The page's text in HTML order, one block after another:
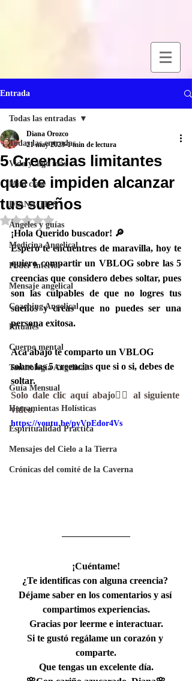
Entrada
Todas las entradas
Vida y algo más
Mini clase
DIANA-TIPS
Ángeles y guías
Medicina Angelical
Poder Interior
Mensaje angelical
Coaching Angelical
Rituales
Cuerpo mental
Tanatología Angelical
Guía Mensual
Herramientas Holísticas
Espiritualidad Práctica
Mensajes del Cielo a la Tierra
Crónicas del comité de la Caverna
Todas las entradas
5 Creencias limitantes
que te impiden alcanzar
tus sueños
Diana Orozco
21 may 2023 1 min de lectura
Obtuvo NaN de 5 estrellas.
¡Hola Querido buscador! 🔎
Espero te encuentres de maravilla, hoy te
quiero compartir un VBLOG sobre las 5
creencias que considero debes soltar, pues
son las culpables de que no logres tus
sueños y creas que no puedes ser una
persona exitosa.
Acá abajo te comparto un VBLOG
sobre las 5 creencias que si o si, debes de
soltar.
Solo dale clic aquí abajo👇🏻 al siguiente
video.
https://youtu.be/pyVpEdor4Vs
¡Cuéntame!
¿Te identificas con alguna creencia?
Déjame saber en los comentarios y así
compartimos experiencias.
Gracias por leerme e interactuar.
Si te gustó regálame un corazón y
comparte.
Que tengas un excelente día.